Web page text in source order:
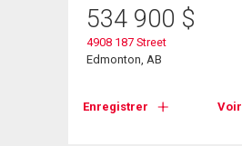
534 900 $
4908 187 Street
Edmonton, AB
Enregistrer Voir